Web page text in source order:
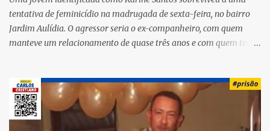
tentativa de feminicídio na madrugada de sexta-feira, no bairro
Jardim Aulídia. O agressor seria o ex-companheiro, com quem
manteve um relacionamento de quase três anos e com quem tem
ela deixou claro que não queria. Naquela noite, a vítima recebeu o
convite de um amigo para ir a uma festa. Ao chegar ao local,
percebeu que o ex também estava presente, mas permaneceu